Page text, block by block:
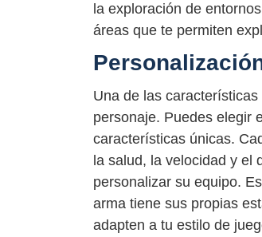
la exploración de
áreas que te permiten
Una de las
personaje. Puedes elegir
características únicas.
la salud, la velocidad y el
personalizar su equipo.
arma tiene sus propias
adapten a tu estilo de